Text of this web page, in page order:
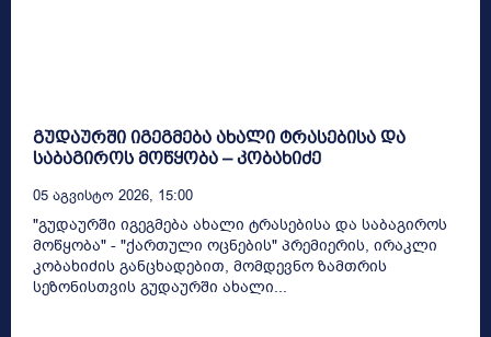
გუდაურში იგეგმება ახალი ტრასებისა და
საბაგიროს მოწყობა – კობახიძე
05 Აგვისტო 2026, 15:00
"გუდაურში იგეგმება ახალი ტრასებისა და საბაგიროს
მოწყობა" - "ქართული ოცნების" პრემიერის, ირაკლი
კობახიძის განცხადებით, მომდევნო ზამთრის
სეზონისთვის გუდაურში ახალი...